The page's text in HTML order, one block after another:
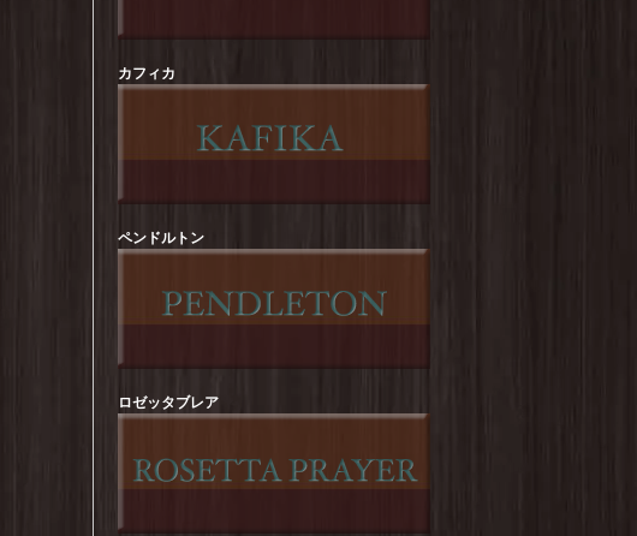
HOUSTON : Acid Wash Print-T【HOWDY】
を更新しました！
STRASSBURGER : Gravitee【TRUCK】S/S-
ました！
Arvor Maree : SAILOR-2 PILE POLO
ました！
Manual Alphabet : Dry Poplin S/S Open Collar
SHTを更新しました！
カフィカ
ペンドルトン
ロゼッタブレア